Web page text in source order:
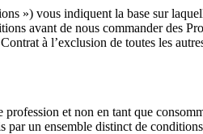
») vous indiquent la base sur
avant de nous commander des
à l’exclusion de toutes les
et non en tant que
un ensemble distinct de